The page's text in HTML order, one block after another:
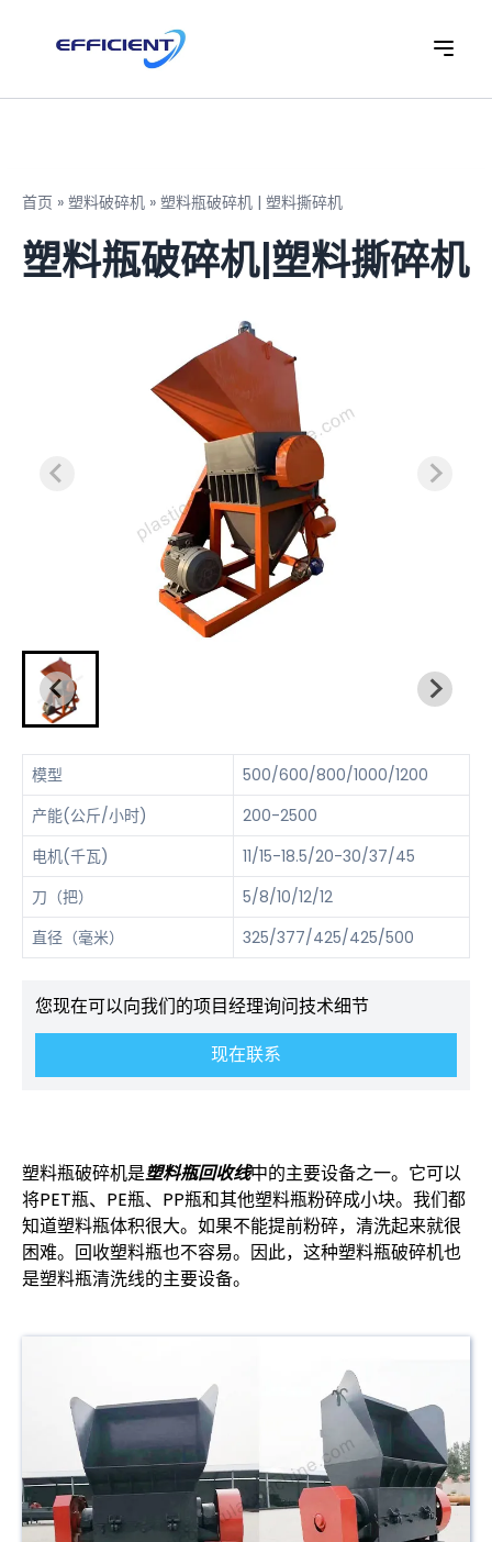
首页 » 塑料破碎机 » 塑料瓶破碎机 | 塑料撕碎机
塑料瓶破碎机|塑料撕碎机
模型
500/600/800/1000/1200
产能(公斤/小时)
200-2500
电机(千瓦)
11/15-18.5/20-30/37/45
刀（把）
5/8/10/12/12
直径（毫米）
325/377/425/425/500
您现在可以向我们的项目经理询问技术细节
现在联系
塑料瓶破碎机是塑料瓶回收线中的主要设备之一。它可以
将PET瓶、PE瓶、PP瓶和其他塑料瓶粉碎成小块。我们都
知道塑料瓶体积很大。如果不能提前粉碎，清洗起来就很
困难。回收塑料瓶也不容易。因此，这种塑料瓶破碎机也
是塑料瓶清洗线的主要设备。